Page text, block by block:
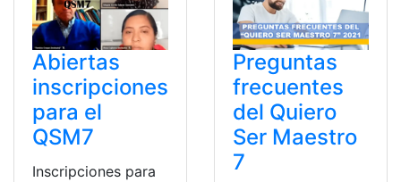
Abiertas
inscripciones
para el
QSM7
Inscripciones para
Preguntas
frecuentes
del Quiero
Ser Maestro
7